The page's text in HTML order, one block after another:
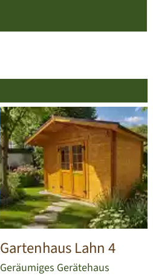
Gartenhaus Lahn 4
Geräumiges Gerätehaus